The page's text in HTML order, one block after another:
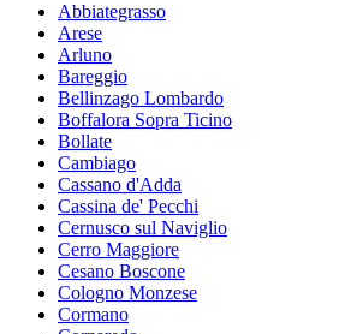
Abbiategrasso
Arese
Arluno
Bareggio
Bellinzago Lombardo
Boffalora Sopra Ticino
Bollate
Cambiago
Cassano d'Adda
Cassina de' Pecchi
Cernusco sul Naviglio
Cerro Maggiore
Cesano Boscone
Cologno Monzese
Cormano